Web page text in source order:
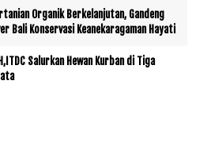
Organik Berkelanjutan, Gandeng
Bali Konservasi Keanekaragaman Hayati
Salurkan Hewan Kurban di Tiga